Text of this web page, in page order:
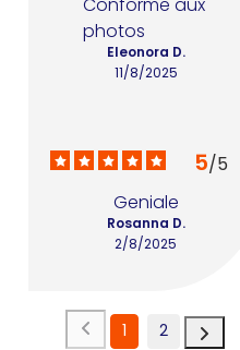
Conforme aux
photos
11/8/2025
Eleonora D.
5/5
Geniale
2/8/2025
Rosanna D.
1 2